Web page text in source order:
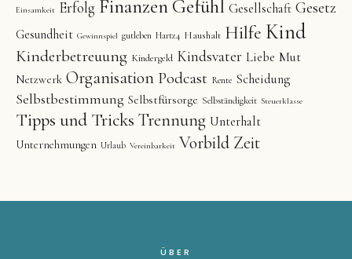
Einsamkeit Erfolg Finanzen Gefühl Gesellschaft Gesetz
Gesundheit Gewinnspiel gutleben Hartz4 Haushalt Hilfe Kind
Kinderbetreuung Kindergeld Kindsvater Liebe Mut
Netzwerk Organisation Podcast Rente Scheidung
Selbstbestimmung Selbstfürsorge Selbständigkeit Steuerklasse
Tipps und Tricks Trennung Unterhalt
Unternehmungen Urlaub Vereinbarkeit Vorbild Zeit
ÜBER